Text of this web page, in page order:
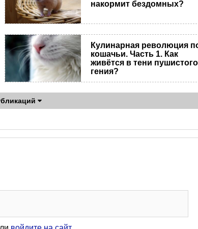
накормит бездомных?
Кулинарная революция
кошачьи. Часть 1. Как
живётся в тени пушистого
гения?